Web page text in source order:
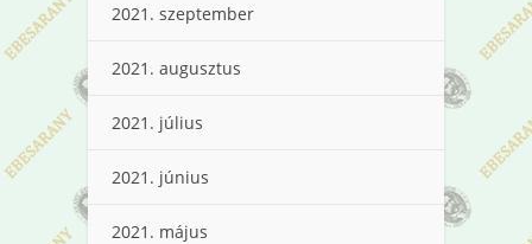
2021. szeptember
2021. augusztus
2021. július
2021. június
2021. május